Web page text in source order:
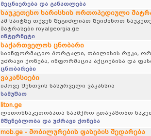
მეცნიერება და განათლება
საუკეთესო ხარისხის ორთოპედიული
ამ საიტზე თქვენ შეგიძლიათ შეიძინოთ
მატრასები royalgeorgia.ge
ინტერნეტი
საქართველოს ცნობარი
საინფორმაციო პორტალი, თბილისის რუკა,
უძრავი ქონება, ინფორმაცია აქციებისა და
ცნობარები
ვაკანსიები
იპოვე შენთვის სასურველი ვაკანსია
სამუშაო
liton.ge
ლითონნაკეთობათა საამქრო გთავაზობთ
მშენებლობა და უძრავი ქონება
mob.ge - მობილურების ფასების შედარება